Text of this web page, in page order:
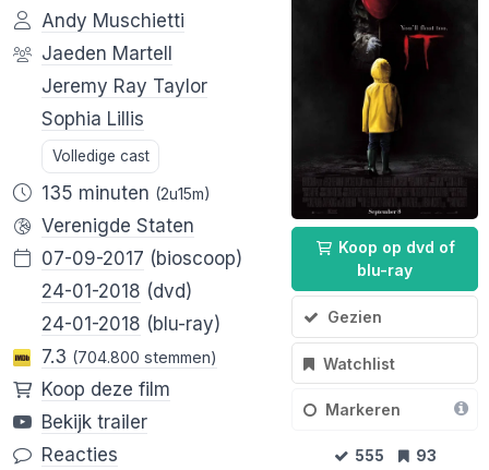
Koop op dvd of
blu-ray
Gezien
Watchlist
Markeren
555 93
Andy Muschietti
Jaeden Martell
Jeremy Ray Taylor
Sophia Lillis
Volledige cast
135 minuten (2u15m)
Verenigde Staten
07-09-2017 (bioscoop)
24-01-2018 (dvd)
24-01-2018 (blu-ray)
7.3 (704.800 stemmen)
Koop deze film
Bekijk trailer
Reacties